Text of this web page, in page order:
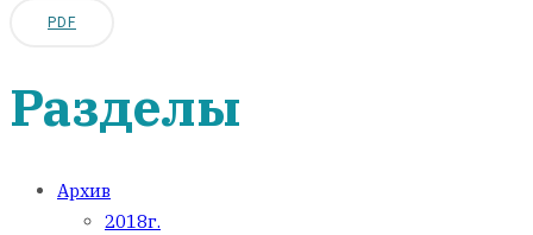
PDF
Разделы
Архив
2018г.